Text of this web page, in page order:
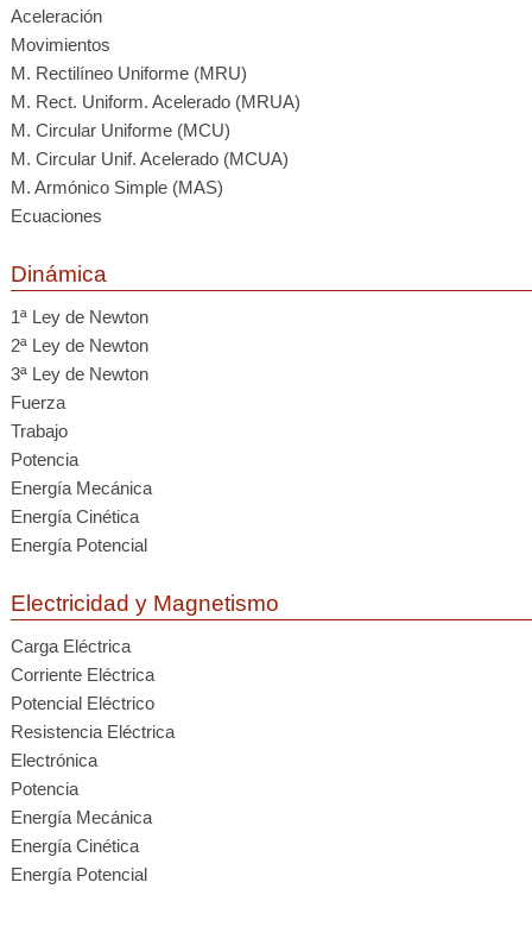
Aceleración
Movimientos
M. Rectilíneo Uniforme (MRU)
M. Rect. Uniform. Acelerado (MRUA)
M. Circular Uniforme (MCU)
M. Circular Unif. Acelerado (MCUA)
M. Armónico Simple (MAS)
Ecuaciones
Dinámica
1ª Ley de Newton
2ª Ley de Newton
3ª Ley de Newton
Fuerza
Trabajo
Potencia
Energía Mecánica
Energía Cinética
Energía Potencial
Electricidad y Magnetismo
Carga Eléctrica
Corriente Eléctrica
Potencial Eléctrico
Resistencia Eléctrica
Electrónica
Potencia
Energía Mecánica
Energía Cinética
Energía Potencial